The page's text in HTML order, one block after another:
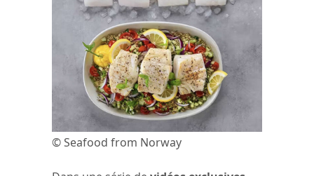
© Seafood from Norway